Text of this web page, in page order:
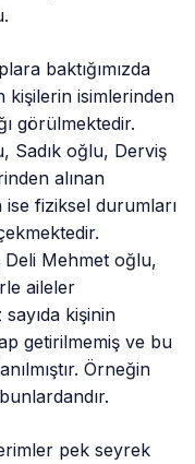
baktığımızda
kişilerin isimlerinden
görülmektedir.
Sadık oğlu, Derviş
alınan
ise fiziksel durumları
Mehmet oğlu,
aileler
sayıda kişinin
getirilmemiş ve bu
Örneğin
pek seyrek